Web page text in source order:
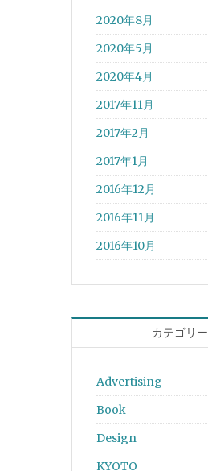
2020年8月
2020年5月
2020年4月
2017年11月
2017年2月
2017年1月
2016年12月
2016年11月
2016年10月
カテゴリー
Advertising
Book
Design
KYOTO